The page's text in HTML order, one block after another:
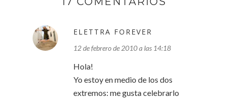
ELETTRA FOREVER
12 de febrero de 2010 a las 14:18
Hola!
Yo estoy en medio de los dos
extremos: me gusta celebrarlo